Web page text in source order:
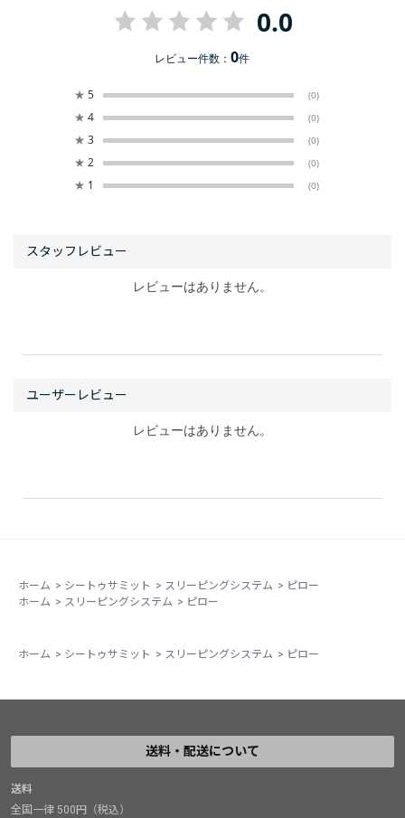
0.0
レビュー件数：0件
★ 5 (0)
★ 4 (0)
★ 3 (0)
★ 2 (0)
★ 1 (0)
レビューはありません。
レビューはありません。
ホーム > シートゥサミット > スリーピングシステム > ピロー
ホーム > スリーピングシステム > ピロー
ホーム > シートゥサミット > スリーピングシステム > ピロー
送料・配送について
送料
全国一律 500円（税込）